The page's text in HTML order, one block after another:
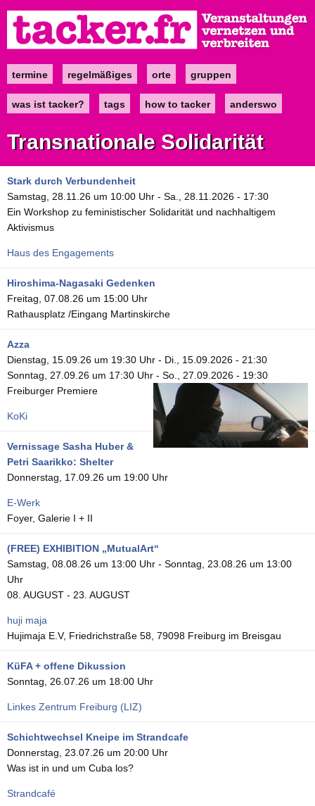
zum
Inhalt
Maintermine regelmäßiges orte gruppen
was ist tacker? tags how to tacker anderswo
Transnationale Solidarität
Stark durch Verbundenheit
Samstag, 28.11.26 um 10:00 Uhr - Sa., 28.11.2026 - 17:30
Ein Workshop zu feministischer Solidarität und nachhaltigem
Aktivismus
Haus des Engagements
Hiroshima-Nagasaki Gedenken
Freitag, 07.08.26 um 15:00 Uhr
Rathausplatz /Eingang Martinskirche
Azza
Dienstag, 15.09.26 um 19:30 Uhr - Di., 15.09.2026 - 21:30
Sonntag, 27.09.26 um 17:30 Uhr - So., 27.09.2026 - 19:30
Freiburger Premiere
KoKi
Vernissage Sasha Huber &
Petri Saarikko: Shelter
Donnerstag, 17.09.26 um 19:00 Uhr
E-Werk
Foyer, Galerie I + II
(FREE) EXHIBITION „MutualArt“
Samstag, 08.08.26 um 13:00 Uhr - Sonntag, 23.08.26 um 13:00
Uhr
08. AUGUST - 23. AUGUST
huji maja
Hujimaja E.V, Friedrichstraße 58, 79098 Freiburg im Breisgau
KüFA + offene Dikussion
Sonntag, 26.07.26 um 18:00 Uhr
Linkes Zentrum Freiburg (LIZ)
Schichtwechsel Kneipe im Strandcafe
Donnerstag, 23.07.26 um 20:00 Uhr
Was ist in und um Cuba los?
Strandcafé